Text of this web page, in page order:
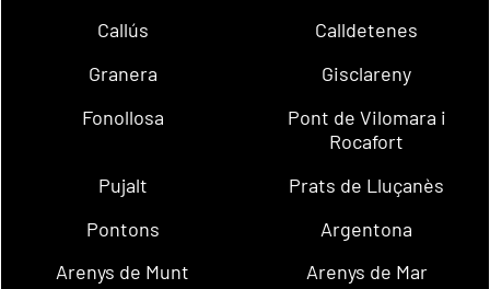
Callús
Calldetenes
Granera
Gisclareny
Fonollosa
Pont de Vilomara i
Rocafort
Pujalt
Prats de Lluçanès
Pontons
Argentona
Arenys de Munt
Arenys de Mar